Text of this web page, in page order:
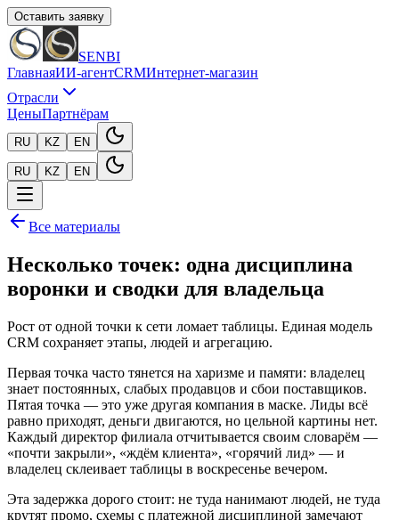
Оставить заявку
SENBI
ГлавнаяИИ-агентCRMИнтернет-магазин
Отрасли
ЦеныПартнёрам
RU KZ EN
RU KZ EN
Все материалы
Несколько точек: одна дисциплина
воронки и сводки для владельца
Рост от одной точки к сети ломает таблицы. Единая модель
CRM сохраняет этапы, людей и агрегацию.
Первая точка часто тянется на харизме и памяти: владелец
знает постоянных, слабых продавцов и сбои поставщиков.
Пятая точка — это уже другая компания в маске. Лиды всё
равно приходят, деньги двигаются, но цельной картины нет.
Каждый директор филиала отчитывается своим словарём —
«почти закрыли», «ждём клиента», «горячий лид» — и
владелец склеивает таблицы в воскресенье вечером.
Эта задержка дорого стоит: не туда нанимают людей, не туда
крутят промо, схемы с платежной дисциплиной замечают